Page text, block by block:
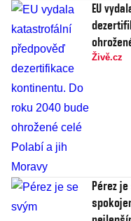
EU
Živě.cz
Pérez